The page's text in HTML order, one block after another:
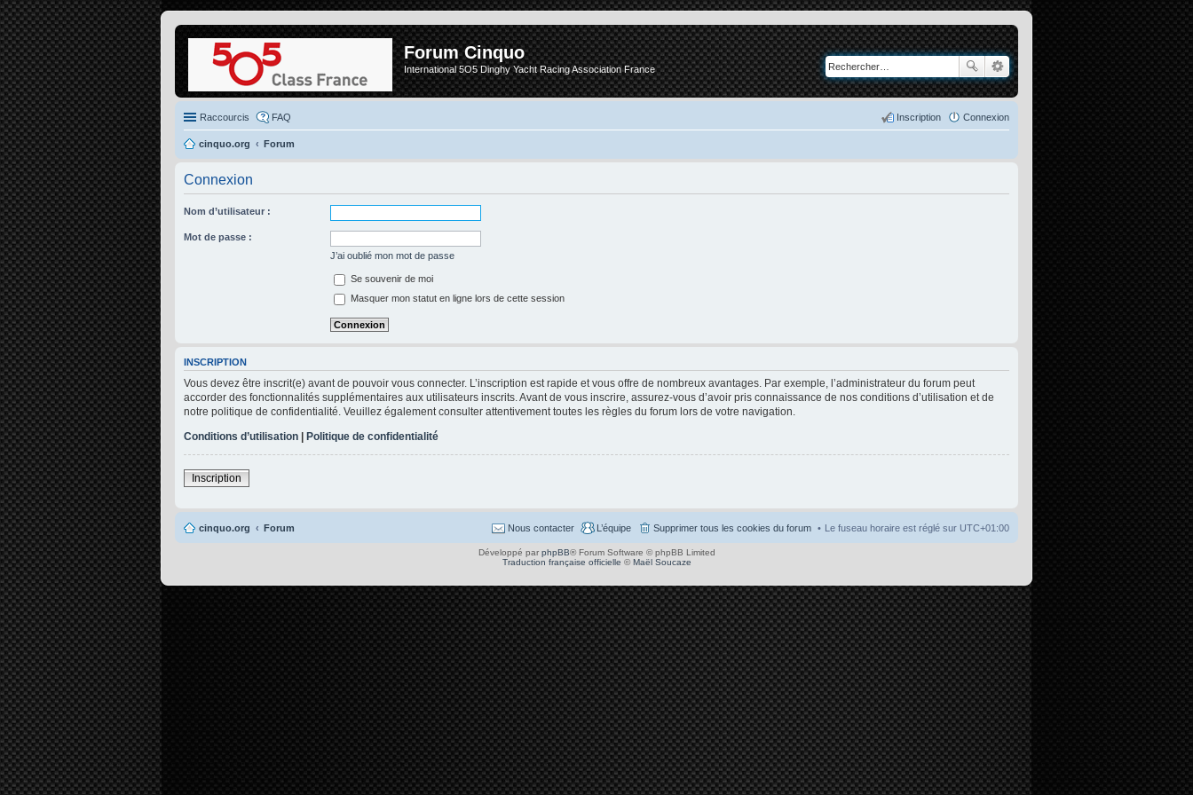
Forum Cinquo
International 5O5 Dinghy Yacht Racing Association France
Raccourcis FAQ Connexion
Inscription
cinquo.org Forum
Connexion
Nom d’utilisateur :
Mot de passe :
J’ai oublié mon mot de passe
Se souvenir de moi
Masquer mon statut en ligne lors de cette session
INSCRIPTION
Vous devez être inscrit(e) avant de pouvoir vous connecter. L’inscription est rapide et vous offre de nombreux avantages. Par exemple, l’administrateur du forum peut
accorder des fonctionnalités supplémentaires aux utilisateurs inscrits. Avant de vous inscrire, assurez-vous d’avoir pris connaissance de nos conditions d’utilisation et de
notre politique de confidentialité. Veuillez également consulter attentivement toutes les règles du forum lors de votre navigation.
Conditions d’utilisation | Politique de confidentialité
Inscription
cinquo.org Forum Le fuseau horaire est réglé sur UTC+01:00
Supprimer tous les cookies du forum
L’équipe
Nous contacter
Développé par phpBB® Forum Software © phpBB Limited
Traduction française officielle ©Maël Soucaze